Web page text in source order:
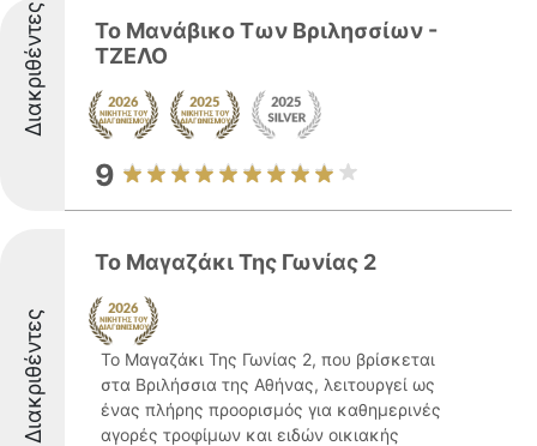
Διακριθέντες
Το Μανάβικο Των Βριλησσίων -
ΤΖΕΛΟ
9
Διακριθέντες
Το Μαγαζάκι Της Γωνίας 2
Το Μαγαζάκι Της Γωνίας 2, που βρίσκεται
στα Βριλήσσια της Αθήνας, λειτουργεί ως
ένας πλήρης προορισμός για καθημερινές
αγορές τροφίμων και ειδών οικιακής